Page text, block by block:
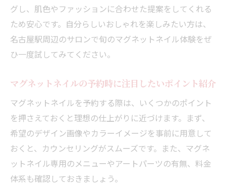
ぷるぷる質感のマグネットネイルを実現す
る方法
マグネットネイルで話題のちゅるんデザイ
光の角度で変わるマグネットネイルの楽し
み方
トレンドを押さえたマグネットネイルの質
感選び
マグネットネイルにパーツをプラスするテ
クニック
マグネットネイルで光る指先を作る方法
グし、肌色やファッションに合わせた提案をしてくれる
ため安心です。自分らしいおしゃれを楽しみたい方は、
名古屋駅周辺のサロンで旬のマグネットネイル体験をぜ
ひ一度試してみてください。
マグネットネイルの予約時に注目したいポイント紹介
マグネットネイルを予約する際は、いくつかのポイント
を押さえておくと理想の仕上がりに近づけます。まず、
希望のデザイン画像やカラーイメージを事前に用意して
おくと、カウンセリングがスムーズです。また、マグネ
ットネイル専用のメニューやアートパーツの有無、料金
体系も確認しておきましょう。